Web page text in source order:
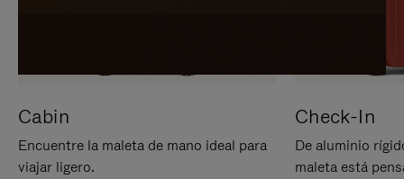
Cabin
Encuentre la maleta de mano ideal para
viajar ligero.
Check-In
De aluminio
maleta está